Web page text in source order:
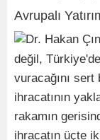
Avrupalı
Dr. Hakan
değil,
vuracağını
ihracatının
rakamın
ihracatın üçte